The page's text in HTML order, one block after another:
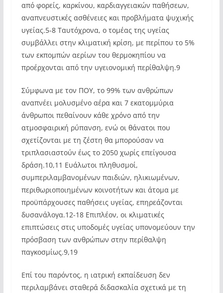
από φορείς, καρκίνου, καρδιαγγειακών παθήσεων,
αναπνευστικές ασθένειες και προβλήματα ψυχικής
υγείας.5-8 Ταυτόχρονα, ο τομέας της υγείας
συμβάλλει στην κλιματική κρίση, με περίπου το 5%
των εκπομπών αερίων του θερμοκηπίου να
προέρχονται από την υγειονομική περίθαλψη.9
Σύμφωνα με τον ΠΟΥ, το 99% των ανθρώπων
αναπνέει μολυσμένο αέρα και 7 εκατομμύρια
άνθρωποι πεθαίνουν κάθε χρόνο από την
ατμοσφαιρική ρύπανση, ενώ οι θάνατοι που
σχετίζονται με τη ζέστη θα μπορούσαν να
τριπλασιαστούν έως το 2050 χωρίς επείγουσα
δράση.10,11 Ευάλωτοι πληθυσμοί,
συμπεριλαμβανομένων παιδιών, ηλικιωμένων,
περιθωριοποιημένων κοινοτήτων και άτομα με
προϋπάρχουσες παθήσεις υγείας, επηρεάζονται
δυσανάλογα.12-18 Επιπλέον, οι κλιματικές
επιπτώσεις στις υποδομές υγείας υπονομεύουν την
πρόσβαση των ανθρώπων στην περίθαλψη
παγκοσμίως.9,19
Επί του παρόντος, η ιατρική εκπαίδευση δεν
περιλαμβάνει σταθερά διδασκαλία σχετικά με τη